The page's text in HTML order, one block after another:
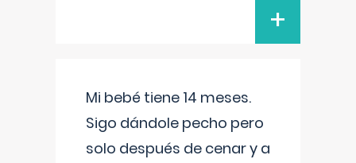
+
Mi bebé tiene 14 meses.
Sigo dándole pecho pero
solo después de cenar y a